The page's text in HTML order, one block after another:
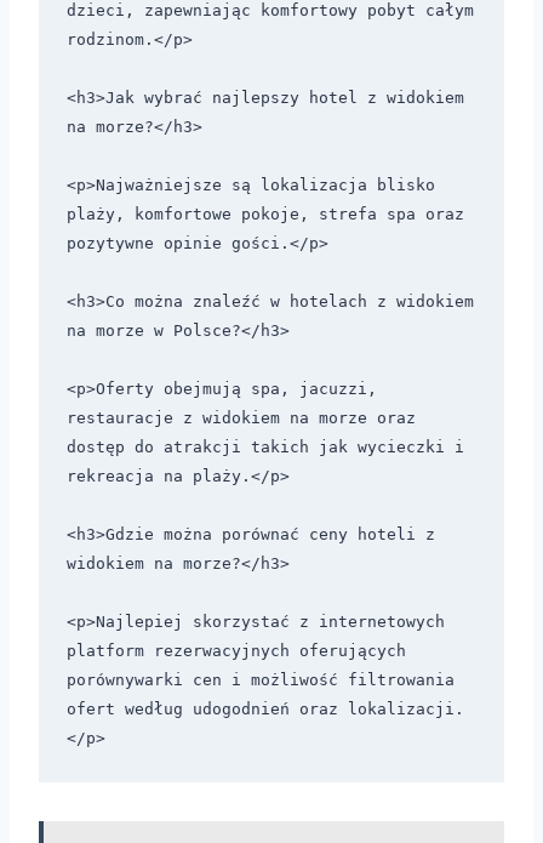
dzieci, zapewniając komfortowy pobyt całym
rodzinom.</p>
<h3>Jak wybrać najlepszy hotel z widokiem
na morze?</h3>
<p>Najważniejsze są lokalizacja blisko
plaży, komfortowe pokoje, strefa spa oraz
pozytywne opinie gości.</p>
<h3>Co można znaleźć w hotelach z widokiem
na morze w Polsce?</h3>
<p>Oferty obejmują spa, jacuzzi,
restauracje z widokiem na morze oraz
dostęp do atrakcji takich jak wycieczki i
rekreacja na plaży.</p>
<h3>Gdzie można porównać ceny hoteli z
widokiem na morze?</h3>
<p>Najlepiej skorzystać z internetowych
platform rezerwacyjnych oferujących
porównywarki cen i możliwość filtrowania
ofert według udogodnień oraz lokalizacji.
</p>